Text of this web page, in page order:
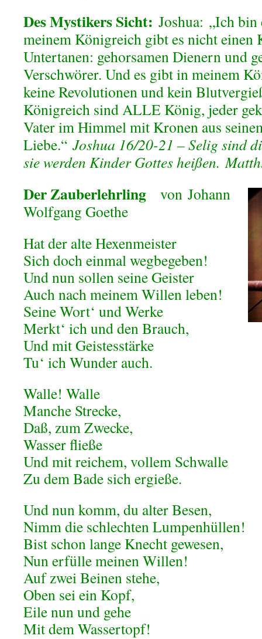
Des Mystikers Sicht: Joshua: „Ich
meinem Königreich gibt es nicht einen
Untertanen: gehorsamen Dienern und
Verschwörer. Und es gibt in meinem
keine Revolutionen und kein
Königreich sind ALLE König, jeder
Vater im Himmel mit Kronen aus
Liebe.“ Joshua 16/20-21 –Selig sind
sie werden Kinder Gottes heißen.
Der Zauberlehrling von Johann
Wolfgang Goethe
Hat der alte Hexenmeister
Sich doch einmal wegbegeben!
Und nun sollen seine Geister
Auch nach meinem Willen leben!
Seine Wort‘ und Werke
Merkt‘ ich und den Brauch,
Und mit Geistesstärke
Tu‘ ich Wunder auch.
Walle! Walle
Manche Strecke,
Daß, zum Zwecke,
Wasser fließe
Und mit reichem, vollem Schwalle
Zu dem Bade sich ergieße.
Und nun komm, du alter Besen,
Nimm die schlechten Lumpenhüllen!
Bist schon lange Knecht gewesen,
Nun erfülle meinen Willen!
Auf zwei Beinen stehe,
Oben sei ein Kopf,
Eile nun und gehe
Mit dem Wassertopf!